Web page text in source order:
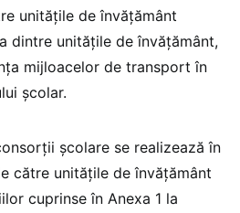
unitățile de învățământ
dintre unitățile de învățământ,
mijloacelor de transport în
școlar.
şcolare se realizează în
către unităţile de învăţământ
cuprinse în Anexa 1 la